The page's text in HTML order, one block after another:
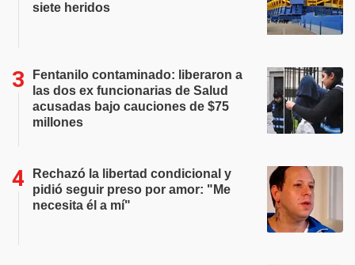
siete heridos
Fentanilo contaminado: liberaron a
las dos ex funcionarias de Salud
acusadas bajo cauciones de $75
millones
Rechazó la libertad condicional y
pidió seguir preso por amor: "Me
necesita él a mí"